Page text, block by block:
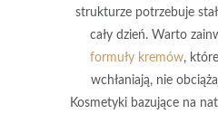
strukturze potrzebuje
cały dzień. Warto
formuły kremów,
wchłaniają, nie
Kosmetyki bazujące na